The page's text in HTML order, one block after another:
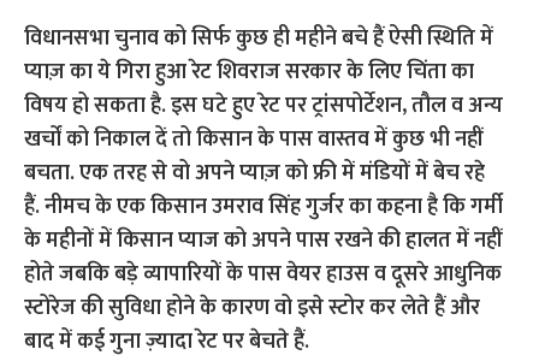
विधानसभा चुनाव को सिर्फ कुछ ही महीने बचे हैं ऐसी स्थिति में
प्याज़ का ये गिरा हुआ रेट शिवराज सरकार के लिए चिंता का
विषय हो सकता है. इस घटे हुए रेट पर ट्रांसपोर्टेशन, तौल व अन्य
खर्चों को निकाल दें तो किसान के पास वास्तव में कुछ भी नहीं
बचता. एक तरह से वो अपने प्याज़ को फ्री में मंडियों में बेच रहे
हैं.नीमच के एक किसान उमराव सिंह गुर्जर का कहना है कि गर्मी
के महीनों में किसान प्याज को अपने पास रखने की हालत में नहीं
होते जबकि बड़े व्यापारियों के पास वेयर हाउस व दूसरे आधुनिक
स्टोरेज की सुविधा होने के कारण वो इसे स्टोर कर लेते हैं और
बाद में कई गुना ज़्यादा रेट पर बेचते हैं.